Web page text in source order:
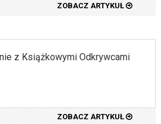
ZOBACZ ARTYKUŁ
z Książkowymi Odkrywcami
ZOBACZ ARTYKUŁ